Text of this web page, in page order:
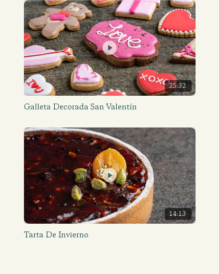
25:32
Galleta Decorada San Valentín
14:13
Tarta De Invierno